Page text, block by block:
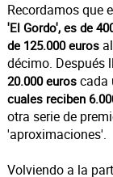
Recordamos que
'El Gordo', es de
de 125.000 euros
décimo. Después
20.000 euroscada
cuales reciben
otra serie de
'aproximaciones'.
Volviendo a la